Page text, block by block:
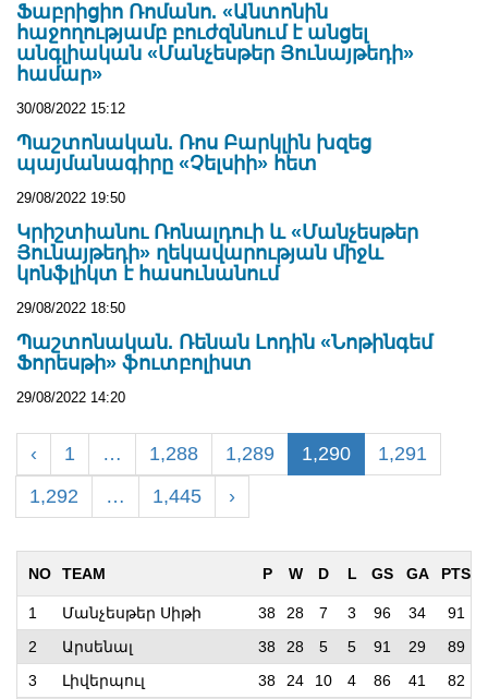
Ֆաբրիցիո Ռոմանո. «Անտոնին
հաջողությամբ բուժզննում է անցել
անգլիական «Մանչեսթեր Յունայթեդի»
համար»
30/08/2022 15:12
Պաշտոնական. Ռոս Բարկլին խզեց
պայմանագիրը «Չելսիի» հետ
29/08/2022 19:50
Կրիշտիանու Ռոնալդուի և «Մանչեսթեր
Յունայթեդի» ղեկավարության միջև
կոնֆլիկտ է հասունանում
29/08/2022 18:50
Պաշտոնական. Ռենան Լոդին «Նոթինգեմ
Ֆորեսթի» ֆուտբոլիստ
29/08/2022 14:20
‹ 1 … 1,288 1,289 1,290
1,291
1,292
… 1,445 ›
NO TEAM P W D L GS GA PTS
1 Մանչեսթեր Սիթի 38 28 7 3 96 34
91
2
Արսենալ 38 28 5 5 91 29
89
3
Լիվերպուլ 38 24 10 4 86 41
82